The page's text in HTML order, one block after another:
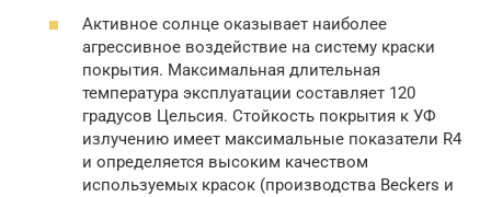
Активное солнце оказывает наиболее
агрессивное воздействие на систему краски
покрытия. Максимальная длительная
температура эксплуатации составляет 120
градусов Цельсия. Стойкость покрытия к УФ
излучению имеет максимальные показатели R4
и определяется высоким качеством
используемых красок (производства Beckers и